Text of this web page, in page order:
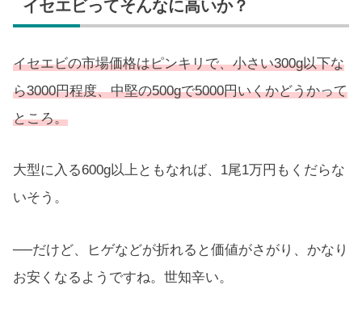
イセエビってそんなに高いか？
イセエビの市場価格はピンキリで、小さい300g以下な
ら3000円程度、中堅の500gで5000円いくかどうかって
ところ。
大型に入る600g以上ともなれば、1尾1万円もくだらな
いそう。
──だけど、ヒゲなどが折れると価値がさがり、かなり
お安くなるようですね。世知辛い。